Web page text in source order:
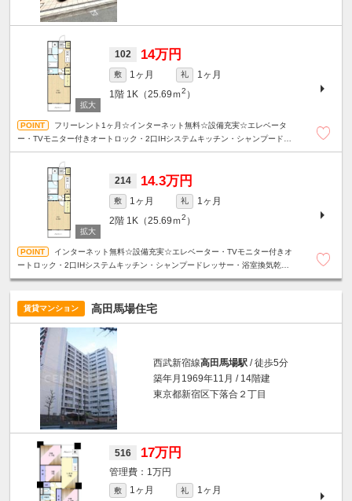
102 14万円
敷 1ヶ月 礼
1ヶ月
1階 1K（25.69ｍ2 ）
フリーレント1ヶ月☆インターネット無料☆設備充実☆エレベータ
ー・TVモニター付きオートロック・2口IHシステムキッチン・シャンプードレ
214 14.3万円
敷 1ヶ月 礼
1ヶ月
2階 1K（25.69ｍ2 ）
インターネット無料☆設備充実☆エレベーター・TVモニター付きオ
ートロック・2口IHシステムキッチン・シャンプードレッサー・浴室換気乾燥
賃貸マンション 高田馬場住宅
西武新宿線高田馬場駅 / 徒歩5分
築年月1969年11月 / 14階建
東京都新宿区下落合２丁目
516 17万円
1万円
敷 1ヶ月 礼
1ヶ月